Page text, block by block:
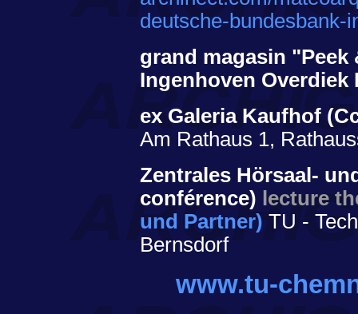
deutsche-bundesbank-
grand magasin
Ingenhoven Overdiek
ex Galeria Kaufhof
Am Rathaus 1,
Zentrales Hörsaal-
conférence) lecture
und Partner) TU -
Bernsdorf
www.tu-